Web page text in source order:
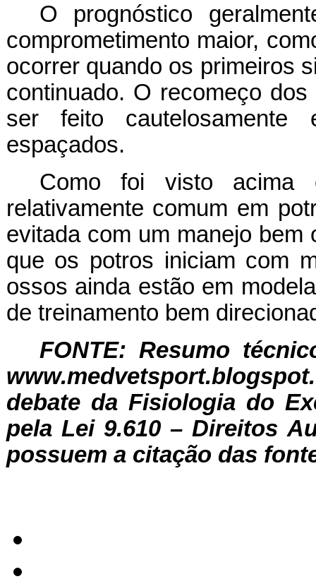
O prognóstico
comprometimento maior,
ocorrer quando os primeiros
continuado. O recomeço
ser feito
espaçados.
Como foi visto
relativamente comum em
evitada com um manejo bem
que os potros iniciam com
ossos ainda estão em
de treinamento bem
FONTE: Resumo
debate da Fisiologia do
pela Lei 9.610 – Direitos
possuem a citação das